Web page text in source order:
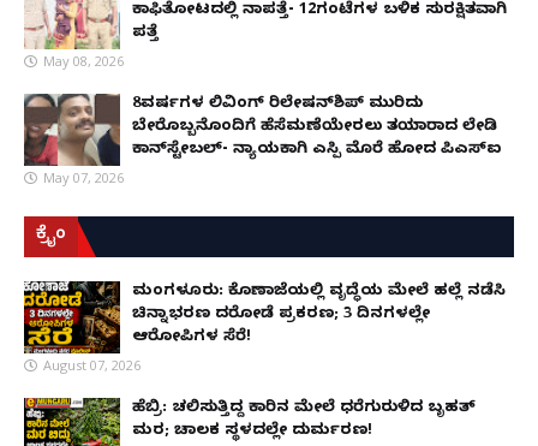
ಕಾಫಿತೋಟದಲ್ಲಿ ನಾಪತ್ತೆ- 12ಗಂಟೆಗಳ ಬಳಿಕ ಸುರಕ್ಷಿತವಾಗಿ
ಪತ್ತೆ
May 08, 2026
8ವರ್ಷಗಳ ಲಿವಿಂಗ್‌ ರಿಲೇಷನ್‌ಶಿಪ್ ಮುರಿದು
ಬೇರೊಬ್ಬನೊಂದಿಗೆ ಹೆಸೆಮಣೆಯೇರಲು ತಯಾರಾದ ಲೇಡಿ
ಕಾನ್‌ಸ್ಟೇಬಲ್- ನ್ಯಾಯಕ್ಕಾಗಿ ಎಸ್ಪಿ ಮೊರೆ ಹೋದ ಪಿಎಸ್ಐ
May 07, 2026
ಕ್ರೈಂ
ಮಂಗಳೂರು: ಕೊಣಾಜೆಯಲ್ಲಿ ವೃದ್ಧೆಯ ಮೇಲೆ ಹಲ್ಲೆ ನಡೆಸಿ
ಚಿನ್ನಾಭರಣ ದರೋಡೆ ಪ್ರಕರಣ; 3 ದಿನಗಳಲ್ಲೇ
ಆರೋಪಿಗಳ ಸೆರೆ!
August 07, 2026
ಹೆಬ್ರಿ: ಚಲಿಸುತ್ತಿದ್ದ ಕಾರಿನ ಮೇಲೆ ಧರೆಗುರುಳಿದ ಬೃಹತ್
ಮರ; ಚಾಲಕ ಸ್ಥಳದಲ್ಲೇ ದುರ್ಮರಣ!